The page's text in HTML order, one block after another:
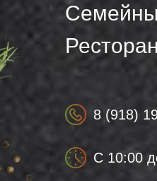
8 (918)
С 10:00